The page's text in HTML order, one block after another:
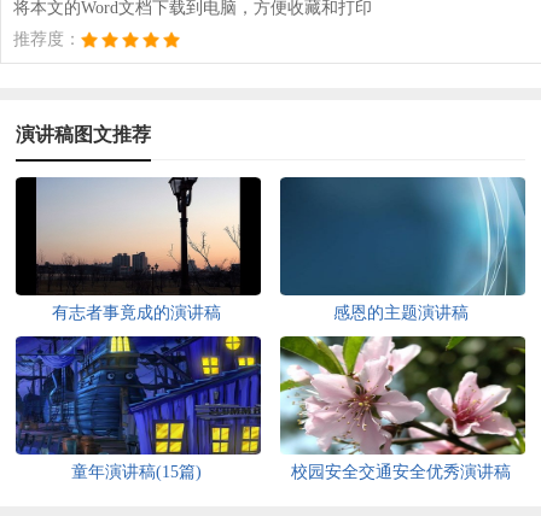
将本文的Word文档下载到电脑，方便收藏和打印
推荐度：
演讲稿图文推荐
有志者事竟成的演讲稿 感恩的主题演讲稿
童年演讲稿(15篇)
校园安全交通安全优秀演讲稿